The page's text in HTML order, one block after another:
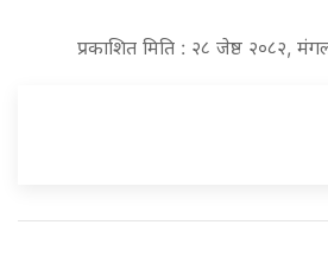
प्रकाशित मिति : २८ जेष्ठ २०८२,